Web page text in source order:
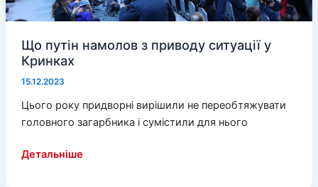
Що путін намолов з приводу ситуації у
Кринках
15.12.2023
Цього року придворні вирішили не переобтяжувати
головного загарбника і сумістили для нього
Що
Детальніше